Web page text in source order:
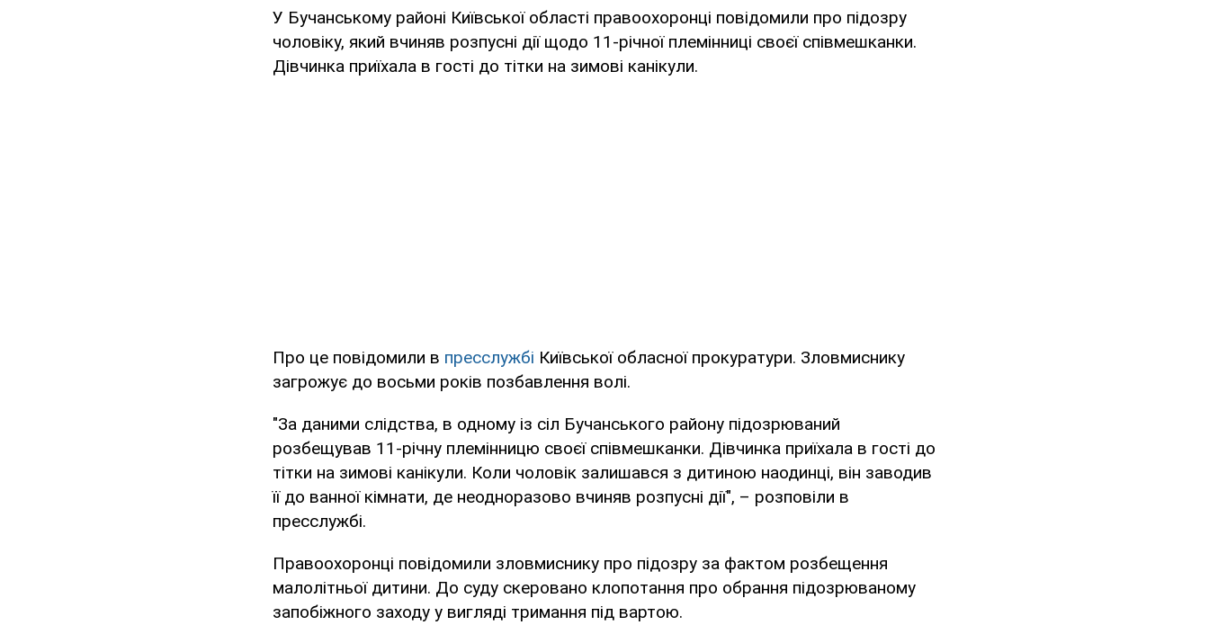
У Бучанському районі Київської області правоохоронці повідомили про підозру
чоловіку, який вчиняв розпусні дії щодо 11-річної племінниці своєї співмешканки.
Дівчинка приїхала в гості до тітки на зимові канікули.
Про це повідомили в пресслужбі Київської обласної прокуратури. Зловмиснику
загрожує до восьми років позбавлення волі.
"За даними слідства, в одному із сіл Бучанського району підозрюваний
розбещував 11-річну племінницю своєї співмешканки. Дівчинка приїхала в гості до
тітки на зимові канікули. Коли чоловік залишався з дитиною наодинці, він заводив
її до ванної кімнати, де неодноразово вчиняв розпусні дії", – розповіли в
пресслужбі.
Правоохоронці повідомили зловмиснику про підозру за фактом розбещення
малолітньої дитини. До суду скеровано клопотання про обрання підозрюваному
запобіжного заходу у вигляді тримання під вартою.